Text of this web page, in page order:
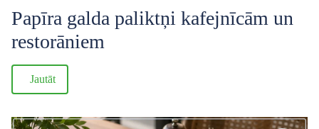
Papīra galda paliktņi kafejnīcām un
restorāniem
Jautāt